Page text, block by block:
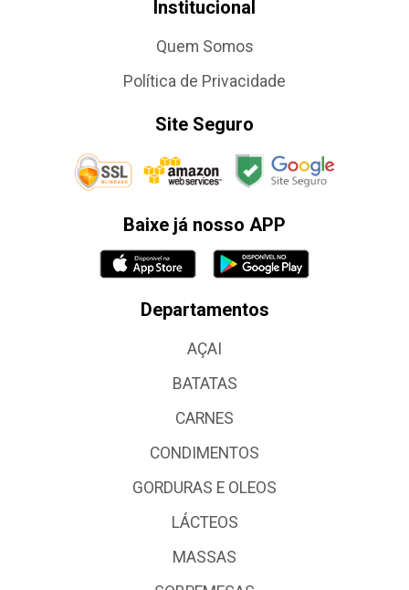
Institucional
Quem Somos
Política de Privacidade
Site Seguro
Baixe já nosso APP
Departamentos
AÇAI
BATATAS
CARNES
CONDIMENTOS
GORDURAS E OLEOS
LÁCTEOS
MASSAS